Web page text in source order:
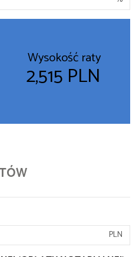
Wysokość raty
2,515 PLN
PLN